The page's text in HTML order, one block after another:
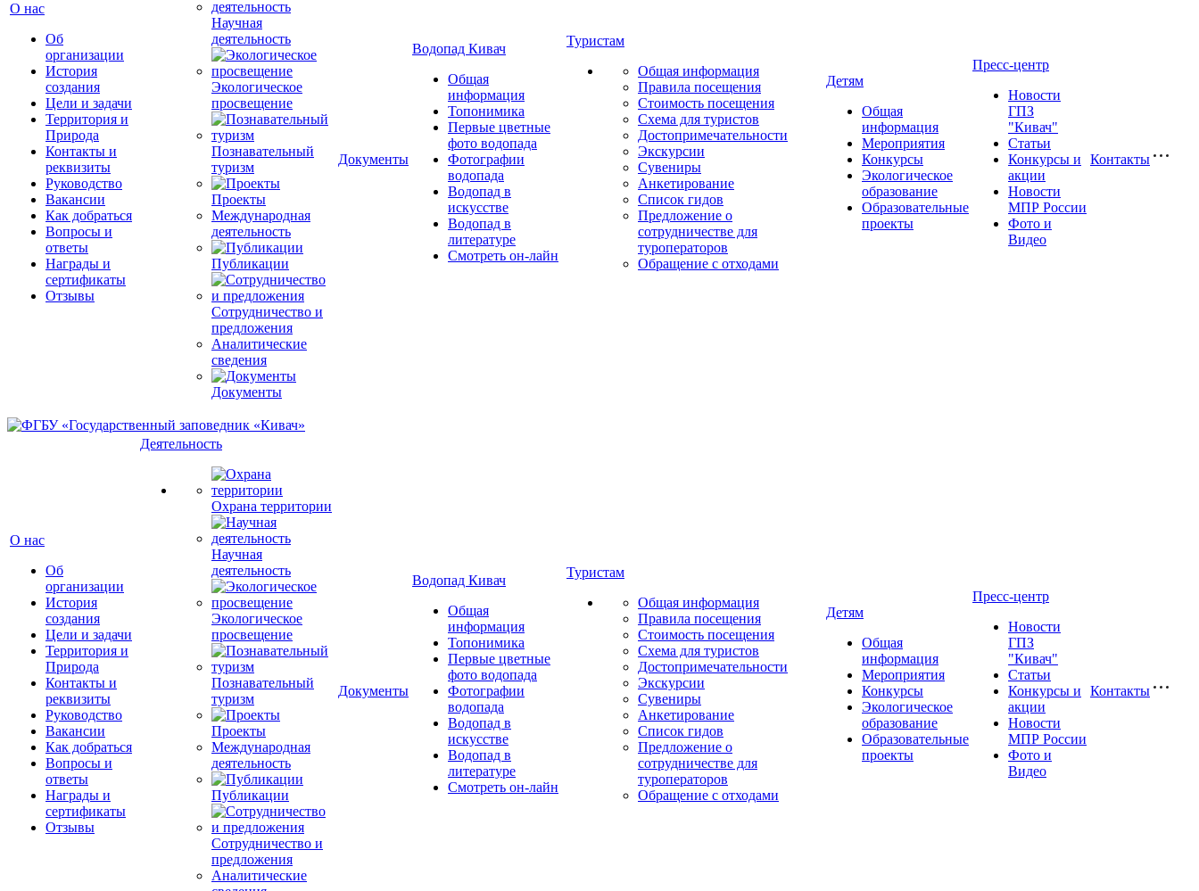
О нас
Об
организации
История
создания
Цели и задачи
Территория и
Природа
Контакты и
реквизиты
Руководство
Вакансии
Как добраться
Вопросы и
ответы
Награды и
сертификаты
Отзывы
Научная
деятельность
Экологическое
просвещение
Познавательный
туризм
Проекты
Международная
деятельность
Публикации
Сотрудничество и
предложения
Аналитические
сведения
Документы
Документы
Водопад Кивач
Общая
информация
Топонимика
Первые цветные
фото водопада
Фотографии
водопада
Водопад в
искусстве
Водопад в
литературе
Смотреть он-лайн
Туристам
Общая информация
Правила посещения
Стоимость посещения
Схема для туристов
Достопримечательности
Экскурсии
Сувениры
Анкетирование
Список гидов
Предложение о
сотрудничестве для
туроператоров
Обращение с отходами
Детям
Общая
информация
Мероприятия
Конкурсы
Экологическое
образование
Образовательные
проекты
Пресс-центр
Новости
ГПЗ
"Кивач"
Статьи
Конкурсы и
акции
Новости
МПР России
Фото и
Видео
Контакты
О нас
Об
организации
История
создания
Цели и задачи
Территория и
Природа
Контакты и
реквизиты
Руководство
Вакансии
Как добраться
Вопросы и
ответы
Награды и
сертификаты
Отзывы
Деятельность
Охрана территории
Научная
деятельность
Экологическое
просвещение
Познавательный
туризм
Проекты
Международная
деятельность
Публикации
Сотрудничество и
предложения
Аналитические
Документы
Водопад Кивач
Общая
информация
Топонимика
Первые цветные
фото водопада
Фотографии
водопада
Водопад в
искусстве
Водопад в
литературе
Смотреть он-лайн
Туристам
Общая информация
Правила посещения
Стоимость посещения
Схема для туристов
Достопримечательности
Экскурсии
Сувениры
Анкетирование
Список гидов
Предложение о
сотрудничестве для
туроператоров
Обращение с отходами
Детям
Общая
информация
Мероприятия
Конкурсы
Экологическое
образование
Образовательные
проекты
Пресс-центр
Новости
ГПЗ
"Кивач"
Статьи
Конкурсы и
акции
Новости
МПР России
Фото и
Видео
Контакты